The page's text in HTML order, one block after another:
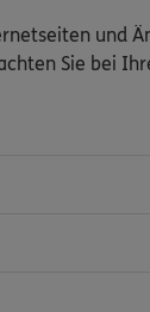
und
Sie bei